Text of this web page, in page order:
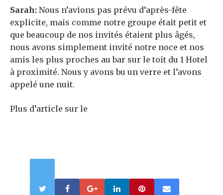
Sarah: Nous n’avions pas prévu d’après-fête
explicite, mais comme notre groupe était petit et
que beaucoup de nos invités étaient plus âgés,
nous avons simplement invité notre noce et nos
amis les plus proches au bar sur le toit du 1 Hotel
à proximité. Nous y avons bu un verre et l’avons
appelé une nuit.
Plus d’article sur le